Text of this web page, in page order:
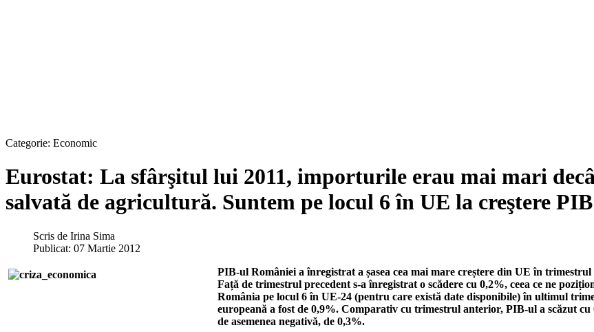
Categorie: Economic
Eurostat: La sfârşitul lui 2011, importurile erau mai mari
salvată de agricultură. Suntem pe locul 6 în UE la creştere PIB
Scris de Irina Sima
Publicat: 07 Martie 2012
PIB-ul României a înregistrat a șasea cea mai mare creștere din UE în
Față de trimestrul precedent s-a înregistrat o scădere cu 0,2%, ceea ce ne
România pe locul 6 în UE-24 (pentru care există date disponibile) în ultimul
europeană a fost de 0,9%. Comparativ cu trimestrul anterior, PIB-ul a scăzut
de asemenea negativă, de 0,3%.